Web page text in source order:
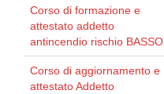
Corso di formazione e
attestato addetto
antincendio rischio BASSO
Corso di aggiornamento e
attestato Addetto